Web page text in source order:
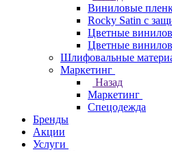
Виниловые
Rocky Satin с
Цветные
Цветные
Шлифовальные
Маркетинг
Назад
Маркетинг
Спецодежда
Бренды
Акции
Услуги